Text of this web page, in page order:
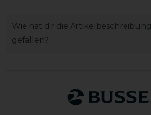
Wie hat dir die Artikelbeschreibung
gefallen?